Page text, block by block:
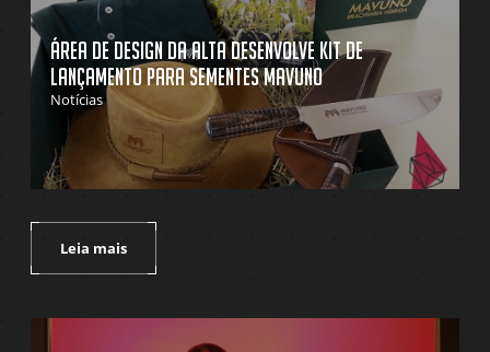
Área de design da Alta desenvolve kit de
lançamento para sementes Mavuno
Notícias
Leia mais